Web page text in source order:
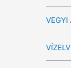
VEGYI